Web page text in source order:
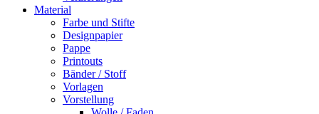
Material
Farbe und Stifte
Designpapier
Pappe
Printouts
Bänder / Stoff
Vorlagen
Vorstellung